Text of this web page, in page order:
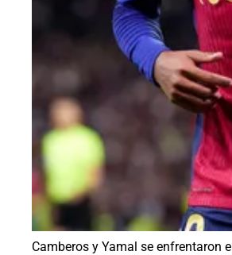
Camberos y Yamal se enfrentaron